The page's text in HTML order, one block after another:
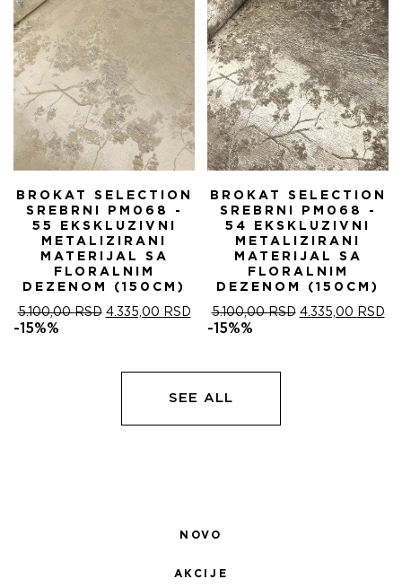
BROKAT SELECTION
SREBRNI PM068 -
55 EKSKLUZIVNI
METALIZIRANI
MATERIJAL SA
FLORALNIM
DEZENOM (150CM)
5.100,00RSD ОРИГИНАЛНА
5.100,00 RSD.
4.335,00 RSDТРЕНУТНА
ЦЕНА
-15%%
BROKAT SELECTION
SREBRNI PM068 -
54 EKSKLUZIVNI
METALIZIRANI
MATERIJAL SA
FLORALNIM
DEZENOM (150CM)
5.100,00RSD ОРИГИНАЛНА
4.335,00 RSD
-15%%
SEE ALL
NOVO
AKCIJE